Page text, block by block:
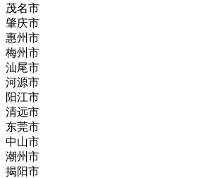
茂名市
肇庆市
惠州市
梅州市
汕尾市
河源市
阳江市
清远市
东莞市
中山市
潮州市
揭阳市